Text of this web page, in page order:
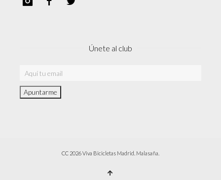
Únete al club
CC 2026 Viva Bicicletas Madrid. Malasaña.